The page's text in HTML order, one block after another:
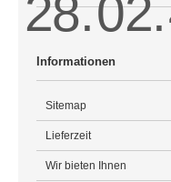
Informationen
Sitemap
Lieferzeit
Wir bieten Ihnen